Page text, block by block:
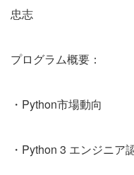
忠志
プログラム概要：
・Python市場動向
・Python 3 エンジニア